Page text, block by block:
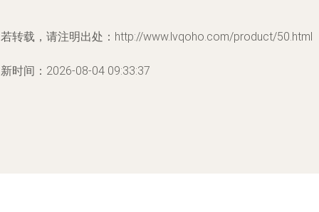
转载，请注明出处：http://www.lvqoho.com/product/50.html
时间：2026-08-04 09:33:37